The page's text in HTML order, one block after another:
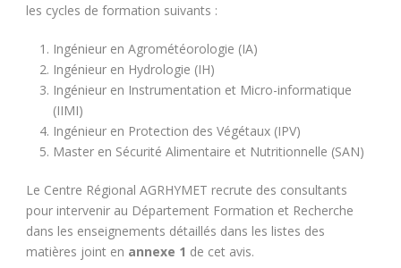
les cycles de formation suivants :
Ingénieur en Agrométéorologie (IA)
Ingénieur en Hydrologie (IH)
Ingénieur en Instrumentation et Micro-informatique
(IIMI)
Ingénieur en Protection des Végétaux (IPV)
Master en Sécurité Alimentaire et Nutritionnelle (SAN)
Le Centre Régional AGRHYMET recrute des consultants
pour intervenir au Département Formation et Recherche
dans les enseignements détaillés dans les listes des
matières joint en annexe 1 de cet avis.